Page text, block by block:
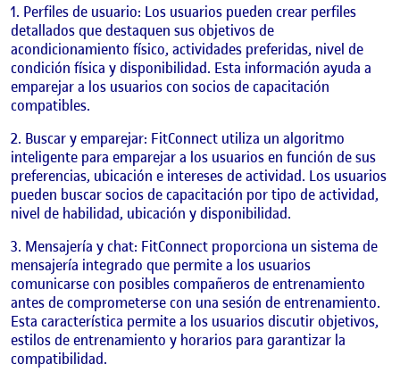
Perfiles de usuario: Los usuarios pueden crear perfiles
detallados que destaquen sus objetivos de
acondicionamiento físico, actividades preferidas, nivel de
condición física y disponibilidad. Esta información ayuda a
emparejar a los usuarios con socios de capacitación
compatibles.
Buscar y emparejar: FitConnect utiliza un algoritmo
inteligente para emparejar a los usuarios en función de sus
preferencias, ubicación e intereses de actividad. Los usuarios
pueden buscar socios de capacitación por tipo de actividad,
nivel de habilidad, ubicación y disponibilidad.
Mensajería y chat: FitConnect proporciona un sistema de
mensajería integrado que permite a los usuarios
comunicarse con posibles compañeros de entrenamiento
antes de comprometerse con una sesión de entrenamiento.
Esta característica permite a los usuarios discutir objetivos,
estilos de entrenamiento y horarios para garantizar la
compatibilidad.